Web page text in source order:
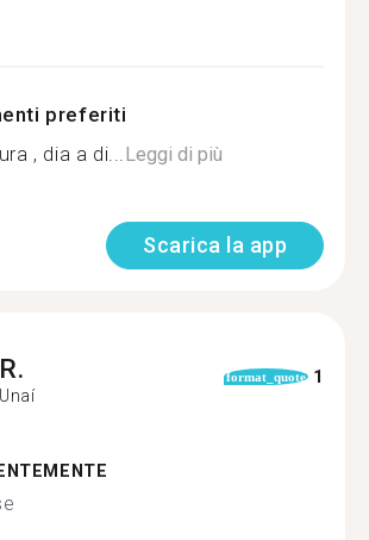
preferiti
, dia a di...Leggi di più
Scarica la app
R.
Unaí
format_quote 1